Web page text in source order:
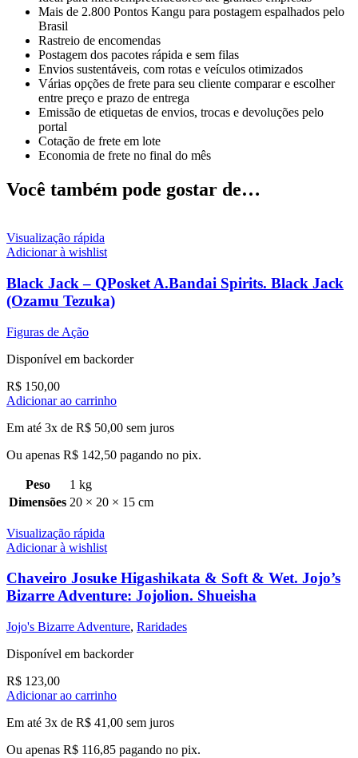
Mais de 2.800 Pontos Kangu para postagem espalhados pelo
Brasil
Rastreio de encomendas
Postagem dos pacotes rápida e sem filas
Envios sustentáveis, com rotas e veículos otimizados
Várias opções de frete para seu cliente comparar e escolher
entre preço e prazo de entrega
Emissão de etiquetas de envios, trocas e devoluções pelo
portal
Cotação de frete em lote
Economia de frete no final do mês
Você também pode gostar de…
Visualização rápida
Adicionar à wishlist
Black Jack – QPosket A.Bandai Spirits. Black Jack
(Ozamu Tezuka)
Figuras de Ação
Disponível em backorder
R$ 150,00
Adicionar ao carrinho
Em até 3x de R$ 50,00 sem juros
Ou apenas R$ 142,50 pagando no pix.
Peso
1 kg
Dimensões 20 × 20 × 15 cm
Visualização rápida
Adicionar à wishlist
Chaveiro Josuke Higashikata & Soft & Wet. Jojo’s
Bizarre Adventure: Jojolion. Shueisha
Jojo's Bizarre Adventure, Raridades
Disponível em backorder
R$ 123,00
Adicionar ao carrinho
Em até 3x de R$ 41,00 sem juros
Ou apenas R$ 116,85 pagando no pix.